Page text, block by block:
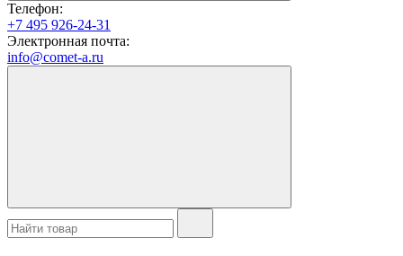
Телефон:
+7 495 926-24-31
Электронная почта:
info@comet-a.ru